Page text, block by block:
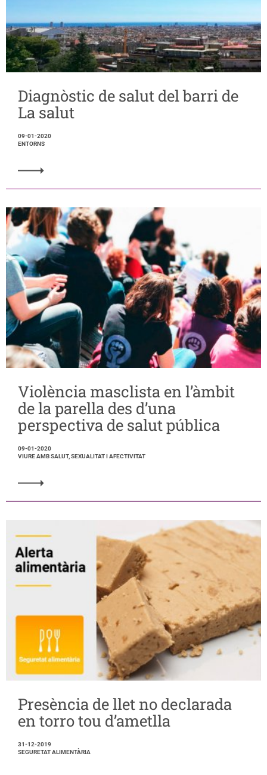
Diagnòstic de salut del barri de
La salut
09-01-2020
ENTORNS
Violència masclista en l’àmbit
de la parella des d’una
perspectiva de salut pública
09-01-2020
VIURE AMB SALUT, SEXUALITAT I AFECTIVITAT
Presència de llet no declarada
en torro tou d’ametlla
31-12-2019
SEGURETAT ALIMENTÀRIA